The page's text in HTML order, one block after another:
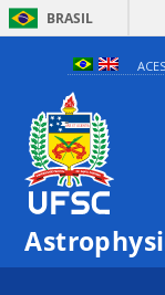
BRASIL